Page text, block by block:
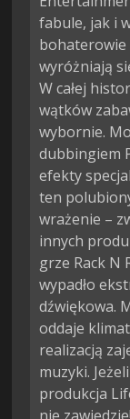
fabule, jak i
bohaterowie
wyróżniają
W całej
wątków
wybornie.
dubbingiem
efekty
ten
wrażenie –
innych
grze Rack N
wypadło
dźwiękowa.
oddaje
realizacją
muzyki.
produkcja